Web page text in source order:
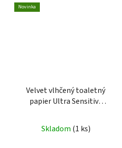
Novinka
Velvet vlhčený toaletný
papier Ultra Sensitive
Skladom (1 ks)